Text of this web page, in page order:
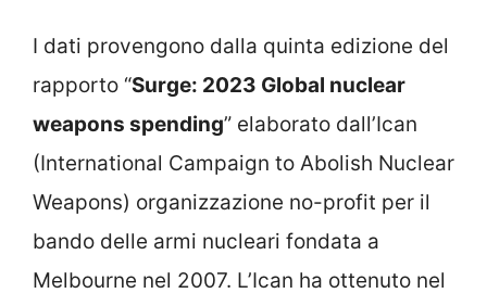
I dati provengono dalla quinta edizione del
rapporto “Surge: 2023 Global nuclear
weapons spending” elaborato dall’Ican
(International Campaign to Abolish Nuclear
Weapons) organizzazione no-profit per il
bando delle armi nucleari fondata a
Melbourne nel 2007. L’Ican ha ottenuto nel